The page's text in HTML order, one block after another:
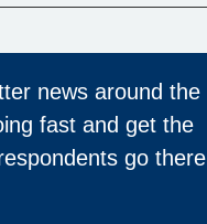
news around the
fast and get the
go there